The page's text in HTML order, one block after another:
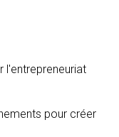
l'entrepreneuriat
pour créer